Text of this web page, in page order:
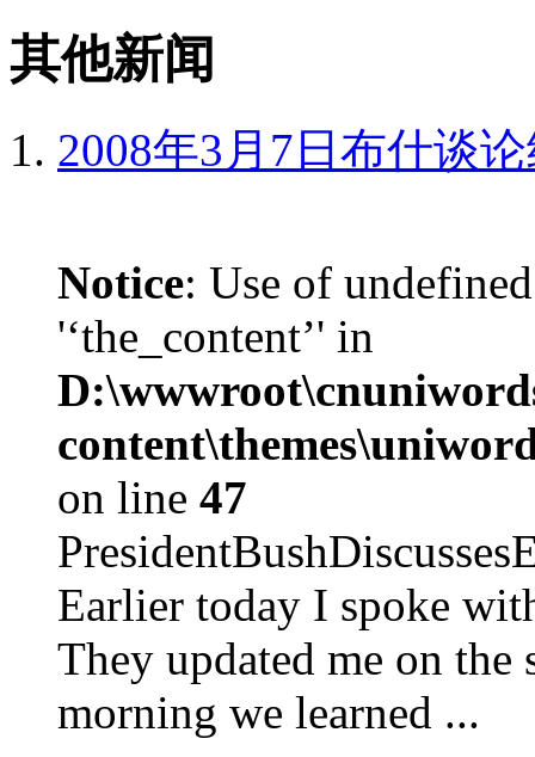
其他新闻
2008年3月7日布什谈
Notice: Use of
'‘the_content’' in
on line 47
Earlier today I spoke
They updated me on the
morning we learned ...